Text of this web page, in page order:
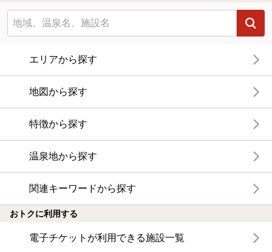
エリアから探す
地図から探す
特徴から探す
温泉地から探す
関連キーワードから探す
おトクに利用する
電子チケットが利用できる施設一覧